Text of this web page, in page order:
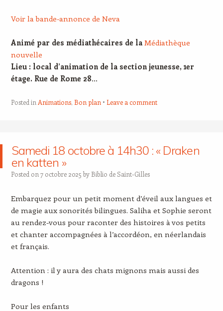
Voir la bande-annonce de Neva
Animé par des médiathécaires de la Médiathèque
nouvelle
Lieu : local d’animation de la section jeunesse, 1er
étage. Rue de Rome 28…
Posted in Animations, Bon plan Leave a comment
Samedi 18 octobre à 14h30 : « Draken
en katten »
Posted on 7 octobre 2025 by Biblio de Saint-Gilles
Embarquez pour un petit moment d’éveil aux langues et
de magie aux sonorités bilingues. Saliha et Sophie seront
au rendez-vous pour raconter des histoires à vos petits
et chanter accompagnées à l’accordéon, en néerlandais
et français.
Attention : il y aura des chats mignons mais aussi des
dragons !
Pour les enfants